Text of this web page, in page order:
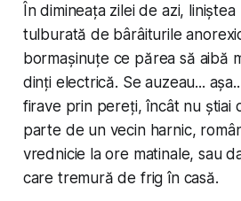
În dimineața zilei de azi,
tulburată de bârâiturile
bormașinuțe ce părea să aibă
dinți electrică. Se auzeau...
firave prin pereți, încât nu știai
parte de un vecin harnic,
vrednicie la ore matinale, sau
care tremură de frig în casă.